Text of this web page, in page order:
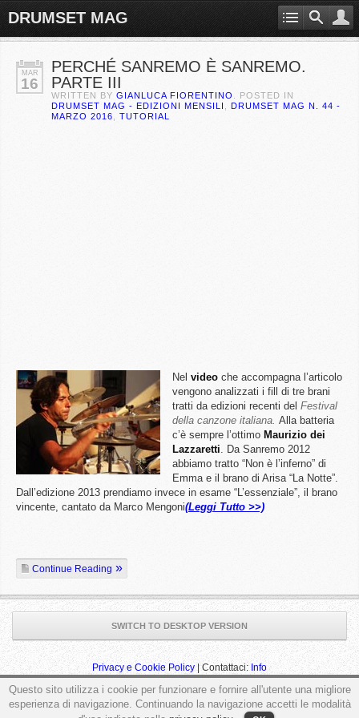
DRUMSET MAG
MAR
16
PERCHÉ SANREMO È SANREMO.
PARTE III
WRITTEN BY GIANLUCA FIORENTINO
. POSTED IN
DRUMSET MAG - EDIZIONI MENSILI
DRUMSET MAG N. 44 -
MARZO 2016
TUTORIAL
Nel video che accompagna l’articolo
vengono analizzati i fill di tre brani
tratti da edizioni recenti del Festival
della canzone italiana. Alla batteria
c’è sempre l’ottimo Maurizio dei
Lazzaretti. Da Sanremo 2012
abbiamo tratto “Non è l’inferno” di
Emma e il brano di Arisa “La Notte”.
Dall’edizione 2013 prendiamo invece in esame “L’essenziale”, il brano
vincente, cantato da Marco Mengoni(Leggi Tutto >>)
Continue Reading
SWITCH TO DESKTOP VERSION
Privacy e Cookie Policy| Contattaci: Info
Questo sito utilizza i cookie per funzionare e fornire all'utente una migliore
esperienza di navigazione. Continuando la navigazione accetti le modalità